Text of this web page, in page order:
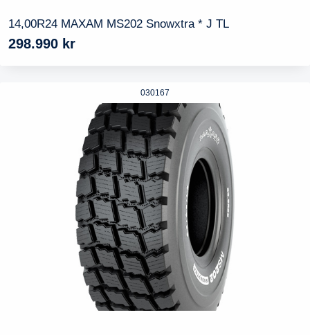
14,00R24 MAXAM MS202 Snowxtra * J TL
298.990 kr
030167